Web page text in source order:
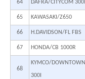
64 DAFRA/CITYCOM 300I
65 KAWASAKI/Z650
66 H.DAVIDSON/FL FBS
67 HONDA/CB 1000R
68
KYMCO/DOWNTOWN
300I